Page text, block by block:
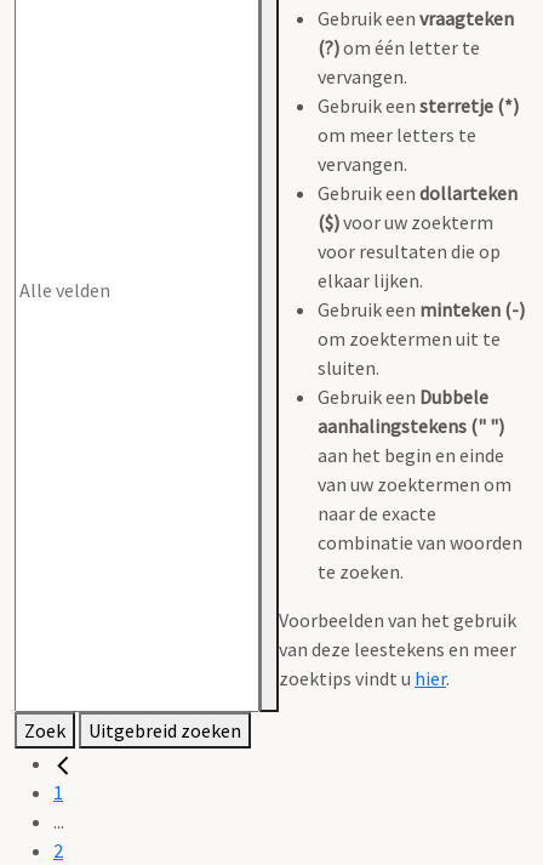
Gebruik een vraagteken
(?)om één letter te
vervangen.
Gebruik een sterretje (*)
om meer letters te
vervangen.
Gebruik een dollarteken
($)voor uw zoekterm
voor resultaten die op
elkaar lijken.
Gebruik een minteken (-)
om zoektermen uit te
sluiten.
Gebruik een Dubbele
aanhalingstekens (" ")
aan het begin en einde
van uw zoektermen om
naar de exacte
combinatie van woorden
te zoeken.
Voorbeelden van het gebruik
van deze leestekens en meer
zoektips vindt u hier.
Zoek Uitgebreid zoeken
1
...
2